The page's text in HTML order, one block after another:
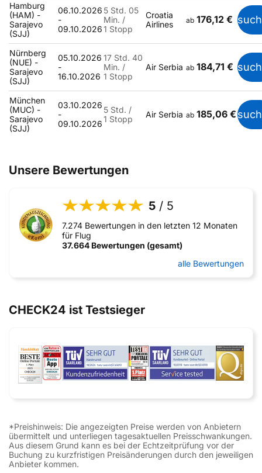
Hamburg
(HAM) -
Sarajevo
(SJJ)
06.10.2026
-
09.10.2026
5 Std. 05
Min. /
1 Stopp
Croatia
Airlines
ab 176,12 €
Nürnberg
(NUE) -
Sarajevo
(SJJ)
05.10.2026
-
16.10.2026
17 Std. 40
Min. /
1 Stopp
Air Serbia ab 184,71 €
München
(MUC) -
Sarajevo
(SJJ)
03.10.2026
-
09.10.2026
5 Std. /
1 Stopp
Air Serbia ab 185,06 €
Unsere Bewertungen
5 / 5
7.274 Bewertungen in den letzten 12 Monaten
für Flug
37.664 Bewertungen (gesamt)
alle Bewertungen
CHECK24 ist Testsieger
*Preishinweis: Die angezeigten Preise werden von Anbietern
übermittelt und unterliegen tagesaktuellen Preisschwankungen.
Aus diesem Grund kann es bei der Echtzeitprüfung vor der
Buchung zu kurzfristigen Preisänderungen durch den jeweiligen
Anbieter kommen.